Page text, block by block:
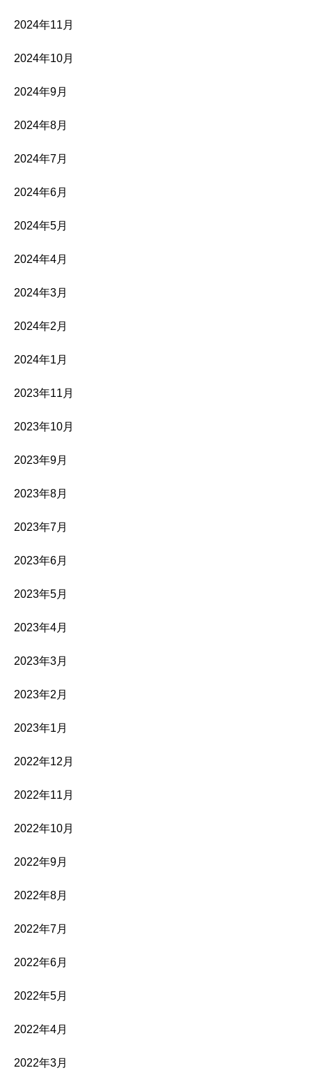
2024年11月
2024年10月
2024年9月
2024年8月
2024年7月
2024年6月
2024年5月
2024年4月
2024年3月
2024年2月
2024年1月
2023年11月
2023年10月
2023年9月
2023年8月
2023年7月
2023年6月
2023年5月
2023年4月
2023年3月
2023年2月
2023年1月
2022年12月
2022年11月
2022年10月
2022年9月
2022年8月
2022年7月
2022年6月
2022年5月
2022年4月
2022年3月